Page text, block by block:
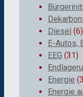
Diesel (6)
E-Autos,
EEG (31)
Energie
Energie